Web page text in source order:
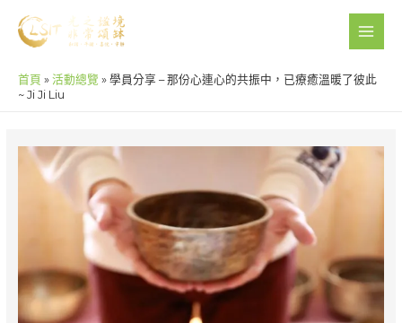
content
首頁 » 活動總覽 » 學員分享 – 那份心連心的共振中，已療癒溫暖了彼此
~ Ji Ji Liu